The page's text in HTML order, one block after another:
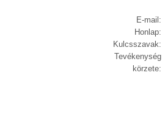
E-mail:
Honlap:
Kulcsszavak:
Tevékenység
körzete: